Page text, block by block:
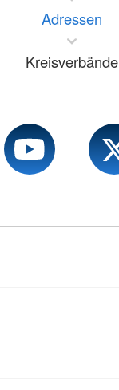
Adressen
Kreisverbände